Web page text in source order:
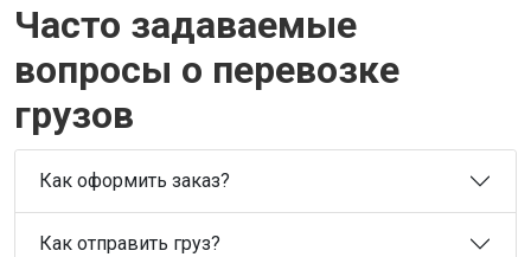
Часто задаваемые
вопросы о перевозке
грузов
Как оформить заказ?
Как отправить груз?